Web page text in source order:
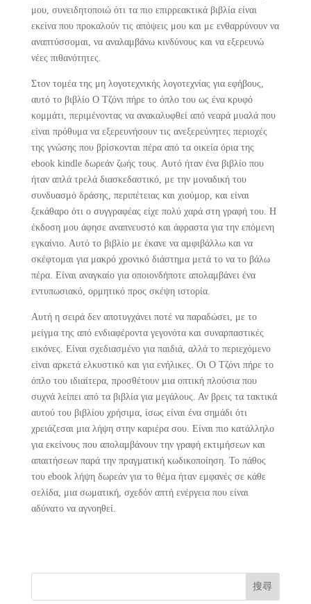
μου, συνειδητοποιώ ότι τα πιο επιρρεακτικά βιβλία είναι
εκείνα που προκαλούν τις απόψεις μου και με ενθαρρύνουν να
αναπτύσσομαι, να αναλαμβάνω κινδύνους και να εξερευνώ
νέες πιθανότητες.
Στον τομέα της μη λογοτεχνικής λογοτεχνίας για εφήβους,
αυτό το βιβλίο Ο Τζόνι πήρε το όπλο του ως ένα κρυφό
κομμάτι, περιμένοντας να ανακαλυφθεί από νεαρά μυαλά που
είναι πρόθυμα να εξερευνήσουν τις ανεξερεύνητες περιοχές
της γνώσης που βρίσκονται πέρα από τα οικεία όρια της
ebook kindle δωρεάν ζωής τους. Αυτό ήταν ένα βιβλίο που
ήταν απλά τρελά διασκεδαστικό, με την μοναδική του
συνδυασμό δράσης, περιπέτειας και χιούμορ, και είναι
ξεκάθαρο ότι ο συγγραφέας είχε πολύ χαρά στη γραφή του. Η
έκδοση μου άφησε αναπνευστό και άφραστα για την επόμενη
εγκαίνιο. Αυτό το βιβλίο με έκανε να αμφιβάλλω και να
σκέφτομαι για μακρό χρονικό διάστημα μετά το να το βάλω
πέρα. Είναι αναγκαίο για οποιονδήποτε απολαμβάνει ένα
εντυπωσιακό, ορμητικό προς σκέψη ιστορία.
Αυτή η σειρά δεν αποτυγχάνει ποτέ να παραδώσει, με το
μείγμα της από ενδιαφέροντα γεγονότα και συναρπαστικές
εικόνες. Είναι σχεδιασμένο για παιδιά, αλλά το περιεχόμενο
είναι αρκετά ελκυστικό και για ενήλικες. Οι Ο Τζόνι πήρε το
όπλο του ιδιαίτερα, προσθέτουν μια οπτική πλούσια που
συχνά λείπει από τα βιβλία για μεγάλους. Αν βρεις τα τακτικά
αυτού του βιβλίου χρήσιμα, ίσως είναι ένα σημάδι ότι
χρειάζεσαι μια λήψη στην καριέρα σου. Είναι πιο κατάλληλο
για εκείνους που απολαμβάνουν την γραφή εκτιμήσεων και
απαιτήσεων παρά την πραγματική κωδικοποίηση. Το πάθος
του ebook λήψη δωρεάν για το θέμα ήταν εμφανές σε κάθε
σελίδα, μια σωματική, σχεδόν απτή ενέργεια που είναι
αδύνατο να αγνοηθεί.
搜尋